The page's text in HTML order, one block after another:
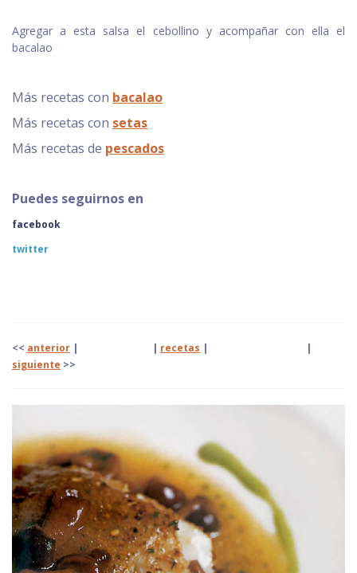
Agregar a esta salsa el cebollino y acompañar con ella el
bacalao
Más recetas con bacalao
Más recetas con setas
Más recetas de pescados
Puedes seguirnos en
facebook
twitter
<< anterior | | recetas |
|
siguiente >>